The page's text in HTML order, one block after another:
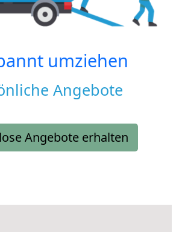
umziehen
Angebote
Angebote erhalten